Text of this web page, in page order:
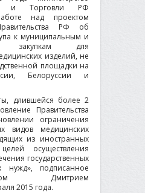
и Торговли РФ
над проектом
РФ об
к муниципальным и
закупкам для
изделий, не
площадки на
Белоруссии и
длившейся более 2
Правительства
ограничения
видов медицинских
из иностранных
осуществления
государственных
нужд», подписанное
Дмитрием
2015 года.